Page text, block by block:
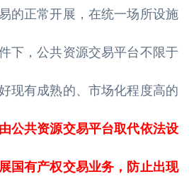
的正常开展，在统一场所设施
下，公共资源交易平台不限于
现有成熟的、市场化程度高的
公共资源交易平台取代依法设
国有产权交易业务，防止出现